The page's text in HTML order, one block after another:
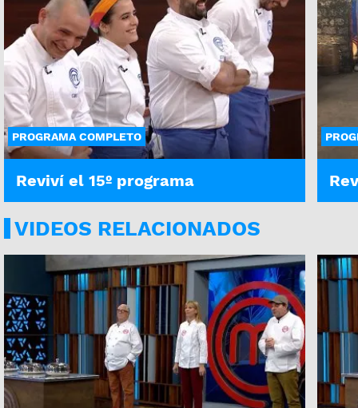
PROGRAMA COMPLETO
Reviví el 15º programa
VIDEOS RELACIONADOS